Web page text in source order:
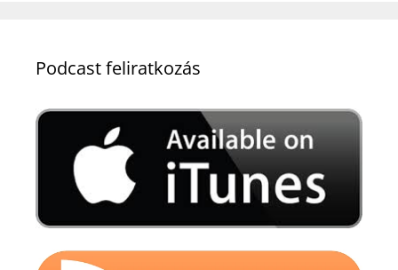
Podcast feliratkozás